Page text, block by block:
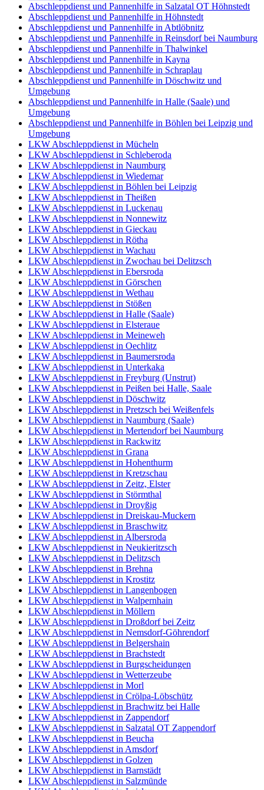
Abschleppdienst und Pannenhilfe in Salzatal OT Höhnstedt
Abschleppdienst und Pannenhilfe in Höhnstedt
Abschleppdienst und Pannenhilfe in Abtlöbnitz
Abschleppdienst und Pannenhilfe in Reinsdorf bei Naumburg
Abschleppdienst und Pannenhilfe in Thalwinkel
Abschleppdienst und Pannenhilfe in Kayna
Abschleppdienst und Pannenhilfe in Schraplau
Abschleppdienst und Pannenhilfe in Döschwitz und
Umgebung
Abschleppdienst und Pannenhilfe in Halle (Saale) und
Umgebung
Abschleppdienst und Pannenhilfe in Böhlen bei Leipzig und
Umgebung
LKW Abschleppdienst in Mücheln
LKW Abschleppdienst in Schleberoda
LKW Abschleppdienst in Naumburg
LKW Abschleppdienst in Wiedemar
LKW Abschleppdienst in Böhlen bei Leipzig
LKW Abschleppdienst in Theißen
LKW Abschleppdienst in Luckenau
LKW Abschleppdienst in Nonnewitz
LKW Abschleppdienst in Gieckau
LKW Abschleppdienst in Rötha
LKW Abschleppdienst in Wachau
LKW Abschleppdienst in Zwochau bei Delitzsch
LKW Abschleppdienst in Ebersroda
LKW Abschleppdienst in Görschen
LKW Abschleppdienst in Wethau
LKW Abschleppdienst in Stößen
LKW Abschleppdienst in Halle (Saale)
LKW Abschleppdienst in Elsteraue
LKW Abschleppdienst in Meineweh
LKW Abschleppdienst in Oechlitz
LKW Abschleppdienst in Baumersroda
LKW Abschleppdienst in Unterkaka
LKW Abschleppdienst in Freyburg (Unstrut)
LKW Abschleppdienst in Peißen bei Halle, Saale
LKW Abschleppdienst in Döschwitz
LKW Abschleppdienst in Pretzsch bei Weißenfels
LKW Abschleppdienst in Naumburg (Saale)
LKW Abschleppdienst in Mertendorf bei Naumburg
LKW Abschleppdienst in Rackwitz
LKW Abschleppdienst in Grana
LKW Abschleppdienst in Hohenthurm
LKW Abschleppdienst in Kretzschau
LKW Abschleppdienst in Zeitz, Elster
LKW Abschleppdienst in Störmthal
LKW Abschleppdienst in Droyßig
LKW Abschleppdienst in Dreiskau-Muckern
LKW Abschleppdienst in Braschwitz
LKW Abschleppdienst in Albersroda
LKW Abschleppdienst in Neukieritzsch
LKW Abschleppdienst in Delitzsch
LKW Abschleppdienst in Brehna
LKW Abschleppdienst in Krostitz
LKW Abschleppdienst in Langenbogen
LKW Abschleppdienst in Walpernhain
LKW Abschleppdienst in Möllern
LKW Abschleppdienst in Droßdorf bei Zeitz
LKW Abschleppdienst in Nemsdorf-Göhrendorf
LKW Abschleppdienst in Belgershain
LKW Abschleppdienst in Brachstedt
LKW Abschleppdienst in Burgscheidungen
LKW Abschleppdienst in Wetterzeube
LKW Abschleppdienst in Morl
LKW Abschleppdienst in Crölpa-Löbschütz
LKW Abschleppdienst in Brachwitz bei Halle
LKW Abschleppdienst in Zappendorf
LKW Abschleppdienst in Salzatal OT Zappendorf
LKW Abschleppdienst in Beucha
LKW Abschleppdienst in Amsdorf
LKW Abschleppdienst in Golzen
LKW Abschleppdienst in Barnstädt
LKW Abschleppdienst in Salzmünde